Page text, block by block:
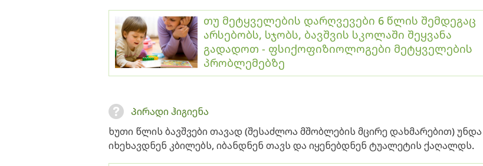
თუ მეტყველების დარღვევები 6 წლის შემდეგაც
არსებობს, სჯობს, ბავშვის სკოლაში შეყვანა
გადადოთ - ფსიქოფიზიოლოგები მეტყველების
პრობლემებზე
Პირადი ჰიგიენა
ხუთი წლის ბავშვები თავად (შესაძლოა მშობლების მცირე დახმარებით) უნდა
იხეხავდნენ კბილებს, იბანდნენ თავს და იყენებდნენ ტუალეტის ქაღალდს.